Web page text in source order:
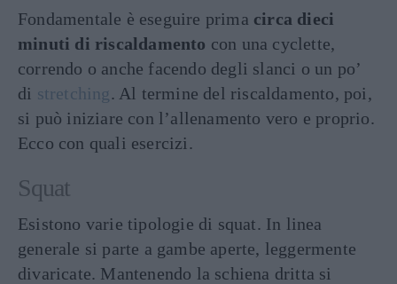
Fondamentale è eseguire prima circa dieci
minuti di riscaldamento con una cyclette,
correndo o anche facendo degli slanci o un po’
di stretching. Al termine del riscaldamento, poi,
si può iniziare con l’allenamento vero e proprio.
Ecco con quali esercizi.
Squat
Esistono varie tipologie di squat. In linea
generale si parte a gambe aperte, leggermente
divaricate. Mantenendo la schiena dritta si